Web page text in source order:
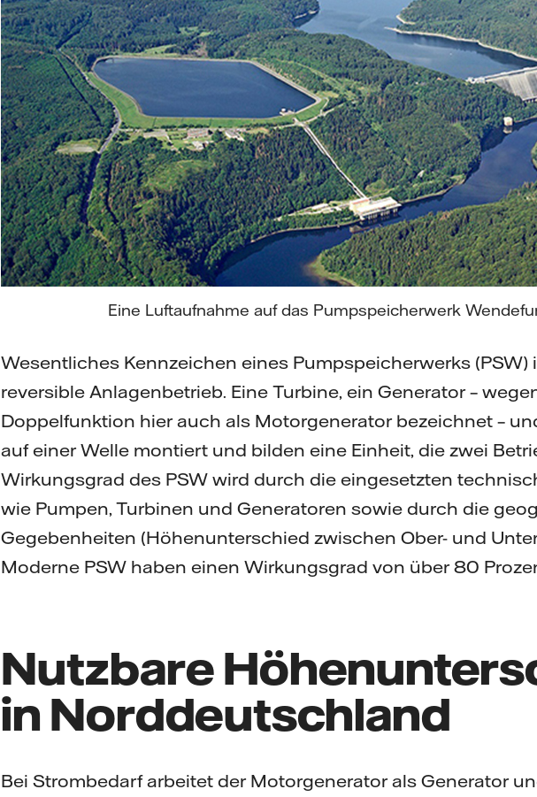
Eine Luftaufnahme auf das Pumpspeicherwerk
Wesentliches Kennzeichen eines Pumpspeicherwerks
reversible Anlagenbetrieb. Eine Turbine, ein Generator –
Doppelfunktion hier auch als Motorgenerator bezeichnet –
auf einer Welle montiert und bilden eine Einheit, die zwei
Wirkungsgrad des PSW wird durch die eingesetzten
wie Pumpen, Turbinen und Generatoren sowie durch die
Gegebenheiten (Höhenunterschied zwischen Ober- und
Moderne PSW haben einen Wirkungsgrad von über 80
Nutzbare
in Norddeutschland
Bei Strombedarf arbeitet der Motorgenerator als Generator